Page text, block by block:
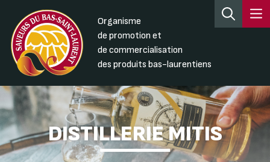
Organisme
de promotion et
de commercialisation
des produits bas-laurentiens
DISTILLERIE MITIS